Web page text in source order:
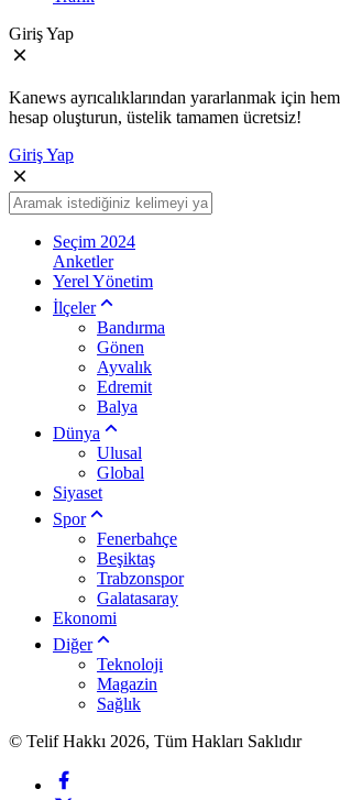
Giriş Yap
Kanews ayrıcalıklarından yararlanmak için
hesap oluşturun, üstelik tamamen ücretsiz!
Giriş Yap
Seçim 2024
Anketler
Yerel Yönetim
İlçeler
Bandırma
Gönen
Ayvalık
Edremit
Balya
Dünya
Ulusal
Global
Siyaset
Spor
Fenerbahçe
Beşiktaş
Trabzonspor
Galatasaray
Ekonomi
Diğer
Teknoloji
Magazin
Sağlık
© Telif Hakkı 2026, Tüm Hakları Saklıdır